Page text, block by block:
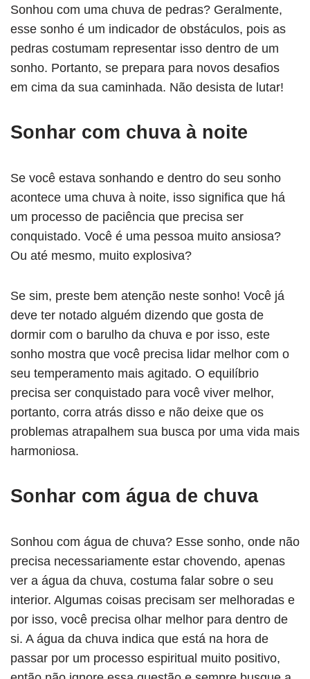
Sonhou com uma chuva de pedras? Geralmente,
esse sonho é um indicador de obstáculos, pois as
pedras costumam representar isso dentro de um
sonho. Portanto, se prepara para novos desafios
em cima da sua caminhada. Não desista de lutar!
Sonhar com chuva à noite
Se você estava sonhando e dentro do seu sonho
acontece uma chuva à noite, isso significa que há
um processo de paciência que precisa ser
conquistado. Você é uma pessoa muito ansiosa?
Ou até mesmo, muito explosiva?
Se sim, preste bem atenção neste sonho! Você já
deve ter notado alguém dizendo que gosta de
dormir com o barulho da chuva e por isso, este
sonho mostra que você precisa lidar melhor com o
seu temperamento mais agitado. O equilíbrio
precisa ser conquistado para você viver melhor,
portanto, corra atrás disso e não deixe que os
problemas atrapalhem sua busca por uma vida mais
harmoniosa.
Sonhar com água de chuva
Sonhou com água de chuva? Esse sonho, onde não
precisa necessariamente estar chovendo, apenas
ver a água da chuva, costuma falar sobre o seu
interior. Algumas coisas precisam ser melhoradas e
por isso, você precisa olhar melhor para dentro de
si. A água da chuva indica que está na hora de
passar por um processo espiritual muito positivo,